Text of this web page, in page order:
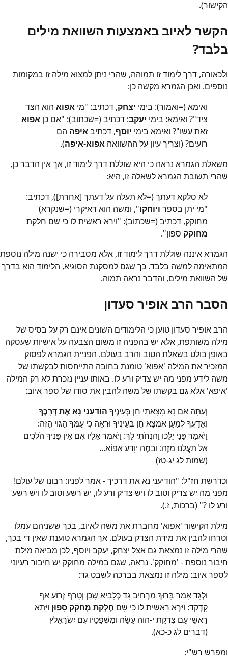
הקישור).
הקשר לאיוב באמצעות השוואת מילים
בלבד?
ולכאורה, דרך לימוד זו תמוהה, שהרי ניתן למצוא מילה זו במקומות
נוספים. ואכן הגמרא מקשה כן:
ואימא (=ואמור): בימי יצחק, דכתיב: "מי אפוא הוא הצד
ציד"? ואימא: בימי יעקב: דכתיב (=שכתוב): "אם כן אפוא
זאת עשו"? ואימא בימי יוסף, דכתיבאיפה הם
רועים? (וצריך עיון על ההשוואה אפוא-איפה).
משאלת הגמרא נראה כי היא שוללת דרך לימוד זו, אך אין הדבר כן,
שהרי תשובת הגמרא לשאלה זו, היא:
לא סלקא דעתך (=לא תעלה על דעתך [אחרת]), דכתיב:
"מי יתן בספר ויוחקו", ומשה הוא דאיקרי (=שנקרא)
מחוקק, דכתיב (=שכתוב): "וירא ראשית לו כי שם חלקת
מחוקק ספון".
הגמרא איננה שוללת דרך לימוד זו, אלא מסבירה כי ישנה מילה נוספת
המתאימה למשה בלבד. כך שגם למסקנת הסוגיא, הלימוד הוא בדרך
של השוואת מילים, והדבר נראה תמוה.
הסבר הרב אופיר סעדון
הרב אופיר סעדון טוען כי הלימודים השונים אינם רק על בסיס של
מילה משותפת, אלא יש בהפניה זו משום הצבעה על אישיות שעסקה
באופן בולט בשאלת הטוב והרב בעולם. הפניית הגמרא לפסוק
המזכיר את המילה 'אפוא' טומנת בחובה התייחסות לבקשתו של
משה לידע מפני מה יש צדיק ורע לו. באותו עניין נזכרת לא רק המילה
'איפא' אלא גם בקשתו של משה להבין את סודו של ספר איוב:
וְעַתָּה אִם נָא מָצָאתִי חֵן בְּעֵינֶיךָ הוֹדִעֵנִי נָא אֶת דְּרָכֶךָ
וְאֵדָעֲךָ לְמַעַן אֶמְצָא חֵן בְּעֵינֶיךָ וּרְאֵה כִּי עַמְּךָ הַגּוֹי הַזֶּה:
וַיֹּאמַר פָּנַי יֵלֵכוּ וַהֲנִחֹתִי לָךְ: וַיֹּאמֶר אֵלָיו אִם אֵין פָּנֶיךָ הֹלְכִים
אַל תַּעֲלֵנוּ מִזֶּה: וּבַמֶּה יִוָּדַע אֵפוֹא...
(שמות לג יג-טז)
וכדרשת חז"ל: "הודיעני נא את דרכיך - אמר לפניו: רבונו של עולם!
מפני מה יש צדיק וטוב לו ויש צדיק ורע לו, יש רשע וטוב לו ויש רשע
ורע לו ?" (ברכות, ז.).
מילת הקישור 'אפוא' מחברת את משה לאיוב, בכך ששניהם עמלו
וטרחו להבין את מידת הצדק בעולם. אך הגמרא טוענת שאין די בכך,
שהרי מילה זו נמצאת גם אצל יצחק, יעקב ויוסף, לכן מביאה מילת
חיבור נוספת - 'מחוקק'. נראה, שגם במילה מחוקק יש חיבור רעיוני
לספר איוב: מילה זו נמצאת בברכה לשבט גד:
וּלְגָד אָמַר בָּרוּךְ מַרְחִיב גָּד כְּלָבִיא שָׁכֵן וְטָרַף זְרוֹעַ אַף
קָדְקֹד: וַיַּרְא רֵאשִׁית לוֹ כִּי שָׁם חֶלְקַת מְחֹקֵק סָפוּן וַיֵּתֵא
רָאשֵׁי עָם צִדְקַת י-הוה עָשָׂה וּמִשְׁפָּטָיו עִם יִשְׂרָאֵלץ
(דברים לג כ-כא).
ומפרש רש"י: